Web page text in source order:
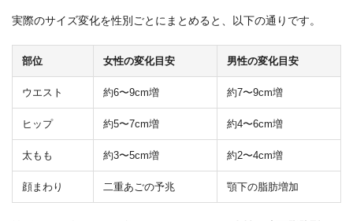
実際のサイズ変化を性別ごとにまとめると、以下の通りです。
部位 女性の変化目安 男性の変化目安
ウエスト 約6〜9cm増 約7〜9cm増
ヒップ 約5〜7cm増 約4〜6cm増
太もも 約3〜5cm増 約2〜4cm増
顔まわり 二重あごの予兆 顎下の脂肪増加